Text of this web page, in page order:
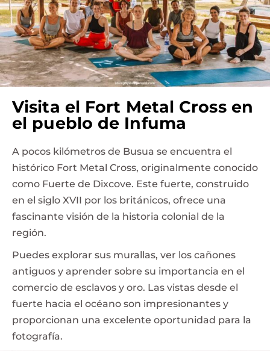
Visita el Fort Metal Cross en
el pueblo de Infuma
A pocos kilómetros de Busua se encuentra el
histórico Fort Metal Cross, originalmente conocido
como Fuerte de Dixcove. Este fuerte, construido
en el siglo XVII por los británicos, ofrece una
fascinante visión de la historia colonial de la
región.
Puedes explorar sus murallas, ver los cañones
antiguos y aprender sobre su importancia en el
comercio de esclavos y oro. Las vistas desde el
fuerte hacia el océano son impresionantes y
proporcionan una excelente oportunidad para la
fotografía.